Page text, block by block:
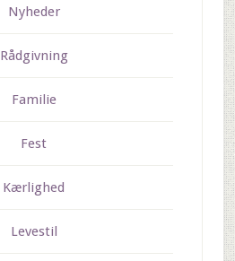
Nyheder
Rådgivning
Familie
Fest
Kærlighed
Levestil